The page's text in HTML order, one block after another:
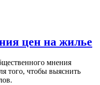
цен на жилье
мнения
того, чтобы выяснить